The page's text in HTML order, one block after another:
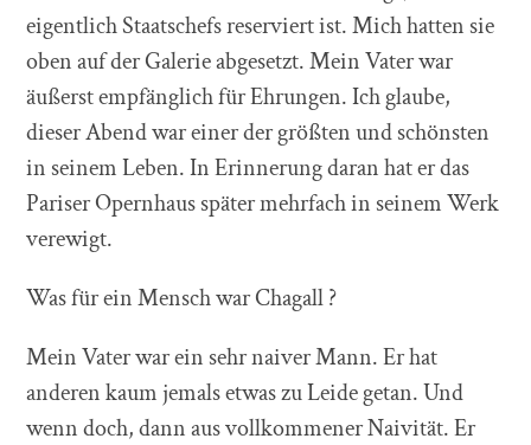
eigentlich Staatschefs reserviert ist. Mich hatten sie
oben auf der Galerie abgesetzt. Mein Vater war
äußerst empfänglich für Ehrungen. Ich glaube,
dieser Abend war einer der größten und schönsten
in seinem Leben. In Erinnerung daran hat er das
Pariser Opernhaus später mehrfach in seinem Werk
verewigt.
Was für ein Mensch war Chagall ?
Mein Vater war ein sehr naiver Mann. Er hat
anderen kaum jemals etwas zu Leide getan. Und
wenn doch, dann aus vollkommener Naivität. Er